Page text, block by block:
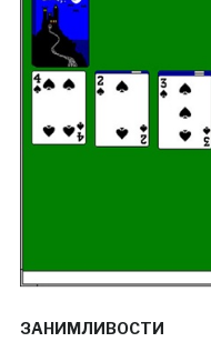
ЗАНИМЛИВОСТИ